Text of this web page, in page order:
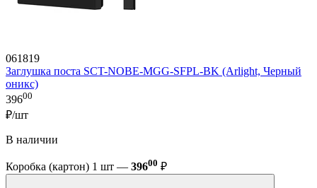
061819
Заглушка поста SCT-NOBE-MGG-SFPL-BK (Arlight, Черный
оникс)
39600
₽/шт
В наличии
Коробка (картон) 1 шт — 39600 ₽